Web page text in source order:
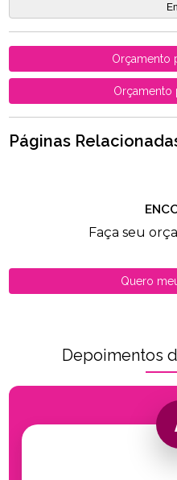
Orçamento
Orçamento
Páginas
Faça seu
Quero
Depoimentos